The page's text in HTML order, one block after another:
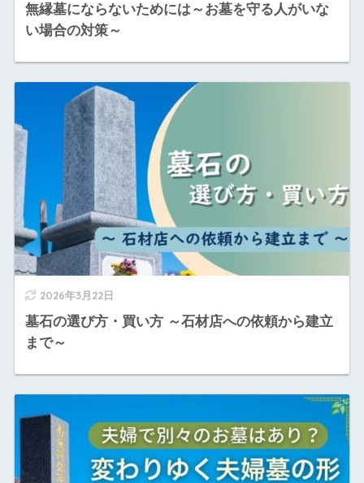
無縁墓にならないためには～お墓を守る人がいな
い場合の対策～
2026年3月22日
墓石の選び方・買い方 ～石材店への依頼から建立
まで～